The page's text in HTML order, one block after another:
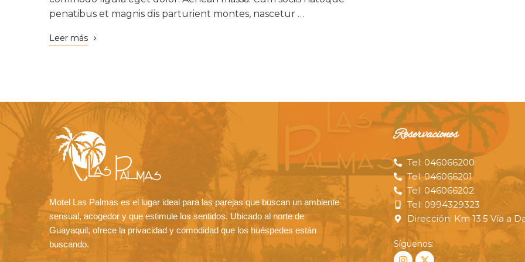
penatibus et magnis dis parturient montes, nascetur …
Leer más
Motel Las Palmas es el lugar ideal para las parejas que buscan un ambiente
sensual, acogedor y que estimule los sentidos. Ubicado al norte de
Guayaquil, ofrece la privacidad y comodidad que los huéspedes están
buscando.
Reservaciones
Tel: 046066200
Tel: 046066201
Tel: 046066202
Tel: 0994329323
Dirección: Km 13.5 Vía a
Síguenos: